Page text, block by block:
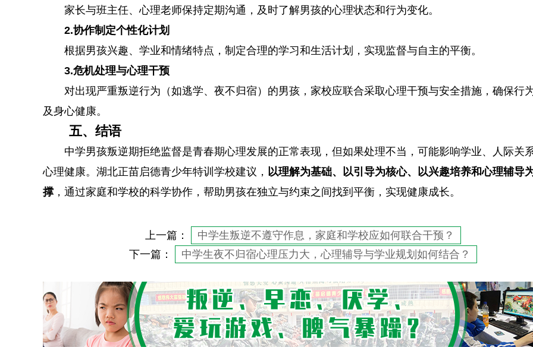
家长与班主任、心理老师保持定期沟通，及时了解男孩的心理状态和行为变化。
2.协作制定个性化计划
根据男孩兴趣、学业和情绪特点，制定合理的学习和生活计划，实现监督与自主的平衡。
3.危机处理与心理干预
对出现严重叛逆行为（如逃学、夜不归宿）的男孩，家校应联合采取心理干预与安全措施，确保行
及身心健康。
五、结语
中学男孩叛逆期拒绝监督是青春期心理发展的正常表现，但如果处理不当，可能影响学业、人际关
心理健康。湖北正苗启德青少年特训学校建议， 以理解为基础、以引导为核心、以兴趣培养和心理辅导
撑 ，通过家庭和学校的科学协作，帮助男孩在独立与约束之间找到平衡，实现健康成长。
上一篇：
中学生叛逆不遵守作息，家庭和学校应如何联合干预？
下一篇：
中学生夜不归宿心理压力大，心理辅导与学业规划如何结合？